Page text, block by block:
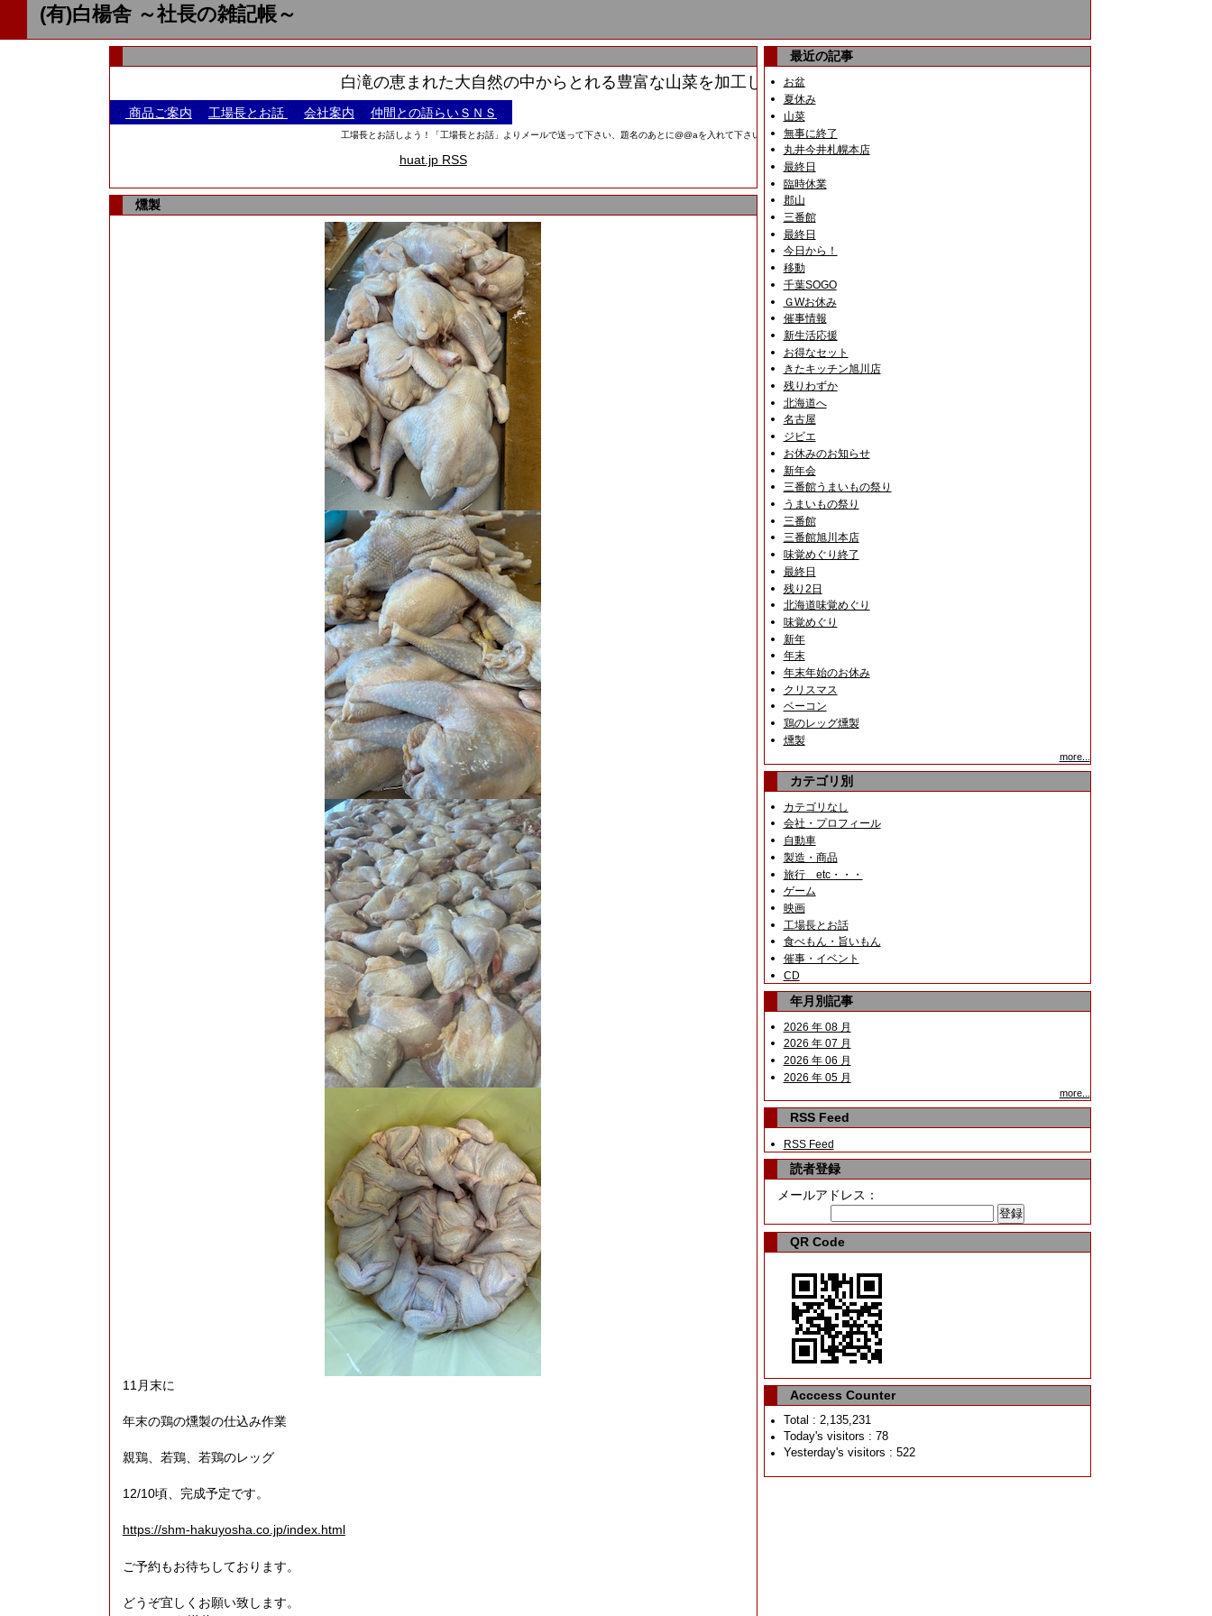
(有)白楊舎 ～社長の雑記帳～
最近の記事
お盆
夏休み
山菜
無事に終了
丸井今井札幌本店
最終日
臨時休業
郡山
三番館
最終日
今日から！
移動
千葉SOGO
ＧWお休み
催事情報
新生活応援
お得なセット
きたキッチン旭川店
残りわずか
北海道へ
名古屋
ジビエ
お休みのお知らせ
新年会
三番館うまいもの祭り
うまいもの祭り
三番館
三番館旭川本店
味覚めぐり終了
最終日
残り2日
北海道味覚めぐり
味覚めぐり
新年
年末
年末年始のお休み
クリスマス
ベーコン
鶏のレッグ燻製
燻製
more...
カテゴリ別
カテゴリなし
会社・プロフィール
自動車
製造・商品
旅行 etc・・・
ゲーム
映画
工場長とお話
食べもん・旨いもん
催事・イベント
CD
年月別記事
2026 年 08 月
2026 年 07 月
2026 年 06 月
2026 年 05 月
more...
RSS Feed
RSS Feed
読者登録
メールアドレス：
QR Code
Acccess Counter
Total : 2,135,231
Today's visitors : 78
Yesterday's visitors : 522
白滝の恵まれた大自然の中からとれる豊富な山菜を加工した缶詰などは、自然の香りとしてご好評を頂いております。
・ 商品ご案内 ・ 工場長とお話 ・ 会社案内 ・ 仲間との語らいＳＮＳ ・
工場長とお話しよう！「工場長とお話」よりメールで送って下さい、題名のあとに@@aを入れて下さい。画像は携帯用に小さくして下さい。
huat.jp RSS
燻製
11月末に
年末の鶏の燻製の仕込み作業
親鶏、若鶏、若鶏のレッグ
12/10頃、完成予定です。
https://shm-hakuyosha.co.jp/index.html
ご予約もお待ちしております。
どうぞ宜しくお願い致します。